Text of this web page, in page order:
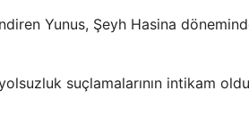
Yunus, Şeyh Hasina
suçlamalarının intikam